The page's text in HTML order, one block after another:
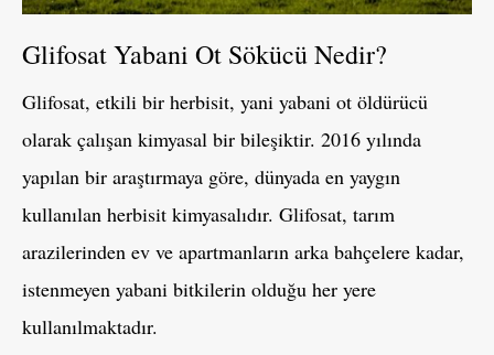
Glifosat Yabani Ot Sökücü Nedir?
Glifosat, etkili bir herbisit, yani yabani ot öldürücü
olarak çalışan kimyasal bir bileşiktir. 2016 yılında
yapılan bir araştırmaya göre, dünyada en yaygın
kullanılan herbisit kimyasalıdır. Glifosat, tarım
arazilerinden ev ve apartmanların arka bahçelere kadar,
istenmeyen yabani bitkilerin olduğu her yere
kullanılmaktadır.